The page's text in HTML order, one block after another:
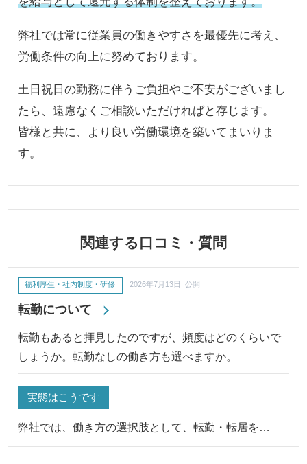
弊社では常に従業員の働きやすさを最優先に考え、
労働条件の向上に努めております。
土日祝日の勤務に伴うご負担やご不安がございまし
たら、遠慮なくご相談いただければと存じます。
皆様と共に、より良い労働環境を築いてまいりま
す。
関連する口コミ・質問
転勤について
福利厚生・社内制度・研修 2026年7月13日 公開
転勤もあると拝見したのですが、頻度はどのくらいで
しょうか。転勤なしの働き方も選べますか。
実態はこうです
弊社では、働き方の選択肢として、転勤・転居を…